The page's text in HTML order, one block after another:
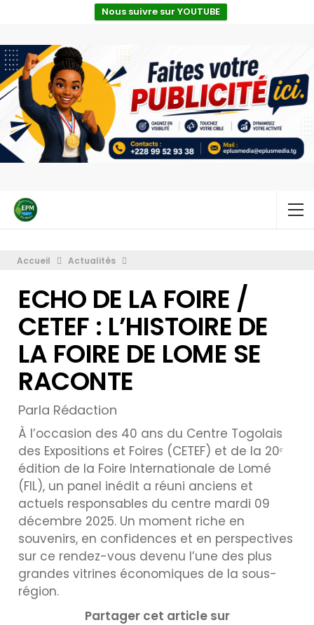
Nous suivre sur YOUTUBE
Accueil Actualités
ECHO DE LA FOIRE /
CETEF : L’HISTOIRE DE
LA FOIRE DE LOME SE
RACONTE
Parla Rédaction
À l’occasion des 40 ans du Centre Togolais
des Expositions et Foires (CETEF) et de la 20ᵉ
édition de la Foire Internationale de Lomé
(FIL), un panel inédit a réuni anciens et
actuels responsables du centre mardi 09
décembre 2025. Un moment riche en
souvenirs, en confidences et en perspectives
sur ce rendez-vous devenu l’une des plus
grandes vitrines économiques de la sous-
région.
Partager cet article sur